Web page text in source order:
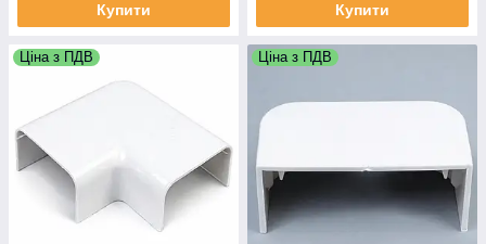
Купити Купити
Ціна з ПДВ Ціна з ПДВ